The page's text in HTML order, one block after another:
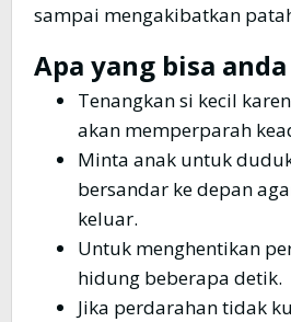
sampai mengakibatkan
Apa yang bisa
Tenangkan si kecil
akan memperparah
Minta anak untuk
bersandar ke depan
keluar.
Untuk menghentikan
hidung beberapa detik.
Jika perdarahan tidak